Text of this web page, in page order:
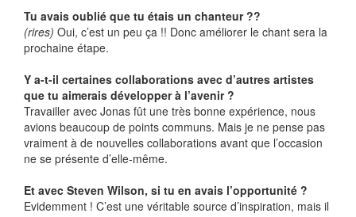
Tu avais oublié que tu étais un chanteur ??
(rires) Oui, c’est un peu ça !! Donc améliorer le chant sera la
prochaine étape.
Y a-t-il certaines collaborations avec d’autres artistes
que tu aimerais développer à l’avenir ?
Travailler avec Jonas fût une très bonne expérience, nous
avions beaucoup de points communs. Mais je ne pense pas
vraiment à de nouvelles collaborations avant que l’occasion
ne se présente d’elle-même.
Et avec Steven Wilson, si tu en avais l’opportunité ?
Evidemment ! C’est une véritable source d’inspiration, mais il